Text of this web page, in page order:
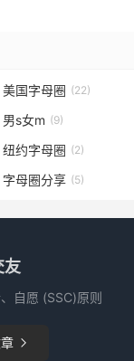
美国字母圈 (22)
男s女m (9)
纽约字母圈 (2)
字母圈分享 (5)
友
自愿 (SSC)原则
